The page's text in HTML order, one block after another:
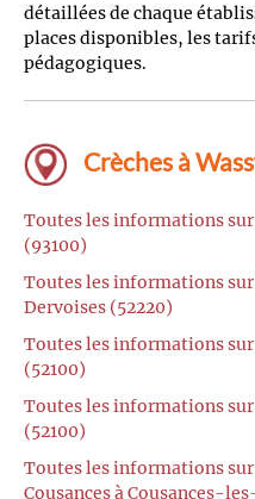
détaillées de chaque
places disponibles, les
pédagogiques.
Crèches à
Toutes les informations
(93100)
Toutes les informations
Dervoises (52220)
Toutes les informations
(52100)
Toutes les informations
(52100)
Toutes les informations sur
Cousances à Cousances-